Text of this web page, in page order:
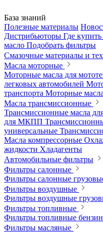
База знаний
Полезные материалы
Дистрибьюторы Где купить
масло Подобрать фильтры
Смазочные материалы и
Масла моторные
Моторные масла для
легковых автомобилей
транспорта Моторные
Масла трансмиссионные
Трансмиссионные масла
для МКПП
универсальные
Масла компрессорные
жидкости Хладагенты
Автомобильные фильтры
Фильтры салонные
Фильтры салонные
Фильтры воздушные
Фильтры воздушные
Фильтры топливные
Фильтры топливные бензин
Фильтры масляные